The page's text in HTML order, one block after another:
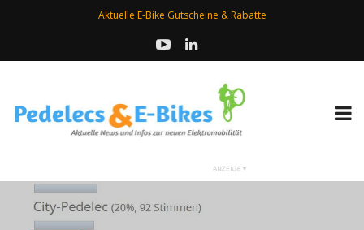
Aktuelle E-Bike Gutscheine & Rabatte